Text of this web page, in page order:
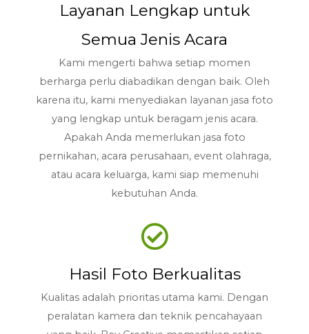
Layanan Lengkap untuk
Semua Jenis Acara
Kami mengerti bahwa setiap momen
berharga perlu diabadikan dengan baik. Oleh
karena itu, kami menyediakan layanan jasa foto
yang lengkap untuk beragam jenis acara.
Apakah Anda memerlukan jasa foto
pernikahan, acara perusahaan, event olahraga,
atau acara keluarga, kami siap memenuhi
kebutuhan Anda.
Hasil Foto Berkualitas
Kualitas adalah prioritas utama kami. Dengan
peralatan kamera dan teknik pencahayaan